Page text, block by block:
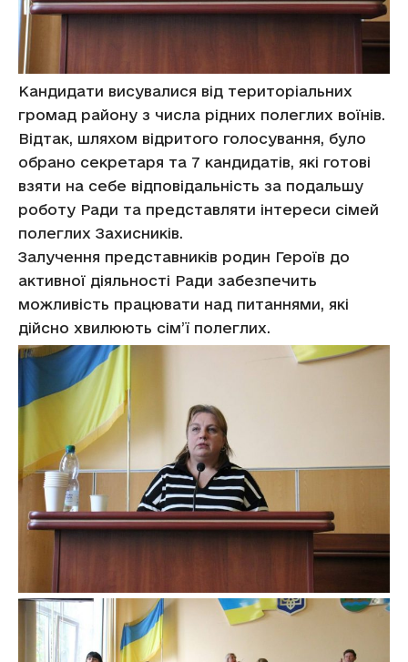
Кандидати висувалися від територіальних
громад району з числа рідних полеглих воїнів.
Відтак, шляхом відритого голосування, було
обрано секретаря та 7 кандидатів, які готові
взяти на себе відповідальність за подальшу
роботу Ради та представляти інтереси сімей
полеглих Захисників.
Залучення представників родин Героїв до
активної діяльності Ради забезпечить
можливість працювати над питаннями, які
дійсно хвилюють сім’ї полеглих.